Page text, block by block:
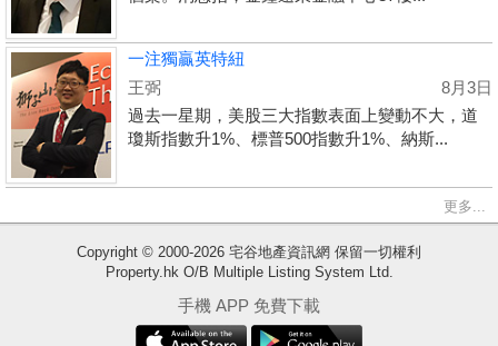
一注獨贏英特紐
王弼
8月3日
過去一星期，美股三大指數表面上變動不大，道
瓊斯指數升1%、標普500指數升1%、納斯...
更多...
Copyright © 2000-2026 宅谷地產資訊網 保留一切權利
Property.hk O/B Multiple Listing System Ltd.
手機 APP 免費下載